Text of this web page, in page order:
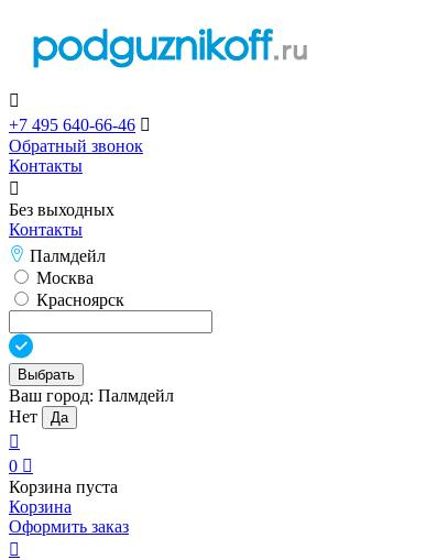

+7 495 640-66-46 
Обратный звонок
Контакты

Без выходных
Контакты
Палмдейл
Москва
Красноярск
Выбрать
Ваш город: Палмдейл
Нет
Да

0 
Корзина пуста
Корзина
Оформить заказ
